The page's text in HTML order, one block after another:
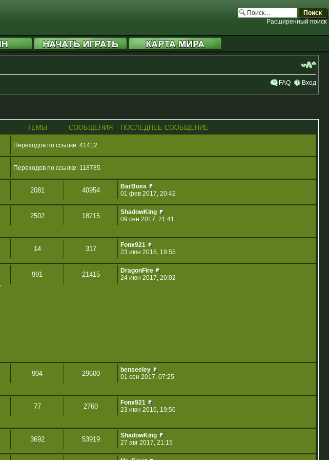
Расширенный поиск
FAQ Вход
ТЕМЫ СООБЩЕНИЯ ПОСЛЕДНЕЕ СООБЩЕНИЕ
Переходов по ссылке: 41412
Переходов по ссылке: 118785
2081 40954
BarBoss
01 фев 2017, 20:42
2502 18215
ShadowKing
09 сен 2017, 21:41
14 317
Fonx921
23 июн 2016, 19:55
,
991 21415
DragonFire
24 июн 2017, 20:02
904 29600
benseeley
01 сен 2017, 07:25
77 2760
Fonx921
23 июн 2016, 19:56
3692 53919
ShadowKing
27 авг 2017, 21:15